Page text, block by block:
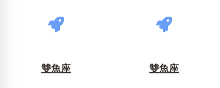
雙魚座 雙魚座